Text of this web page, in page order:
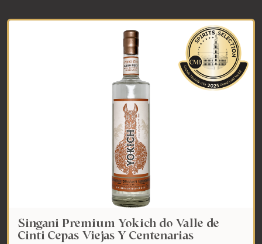
Singani Premium Yokich do Valle de
Cinti Cepas Viejas Y Centenarias